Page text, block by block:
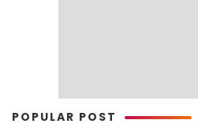
POPULAR POST